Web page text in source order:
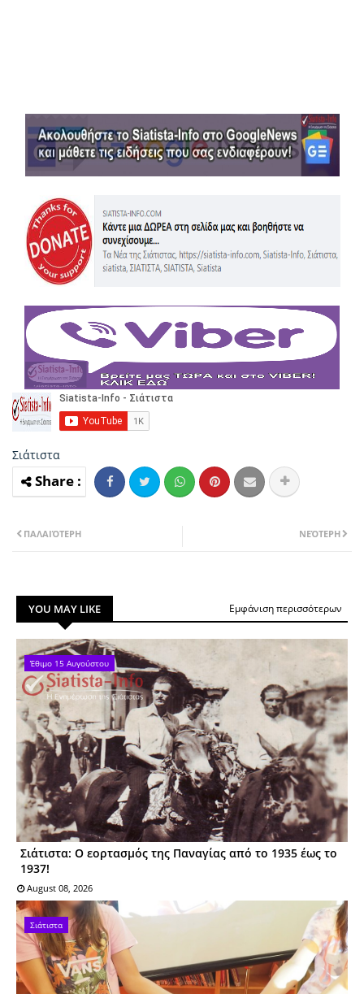
Σιάτιστα
ΝΕΌΤΕΡΗ
ΠΑΛΑΙΌΤΕΡΗ
YOU MAY LIKE Εμφάνιση περισσότερων
Έθιμο 15 Αυγούστου
Σιάτιστα: Ο εορτασμός της Παναγίας από το 1935 έως το
1937!
August 08, 2026
Σιάτιστα